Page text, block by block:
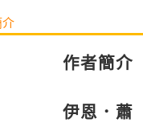
作者簡介
伊恩．蕭